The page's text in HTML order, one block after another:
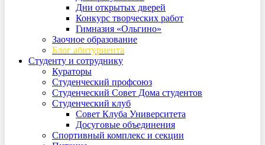
Дни открытых дверей
Конкурс творческих работ
Гимназия «Ольгино»
Заочное образование
Блог абитуриента
Студенту и сотруднику
Кураторы
Студенческий профсоюз
Студенческий Совет Дома студентов
Студенческий клуб
Совет Клуба Университета
Досуговые объединения
Спортивный комплекс и секции